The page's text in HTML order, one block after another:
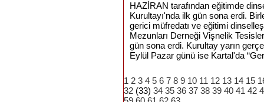
HAZİRAN tarafından eğitimde
Kurultayı'nda ilk gün sona erdi.
gerici müfredatı ve eğitimi
Mezunları Derneği Vişnelik
gün sona erdi. Kurultay yarın
Eylül Pazar günü ise Kartal'da
1 2 3 4 5 6 7 8 9 10 11 12 13 14 15
32 (33) 34 35 36 37 38 39 40 41 42